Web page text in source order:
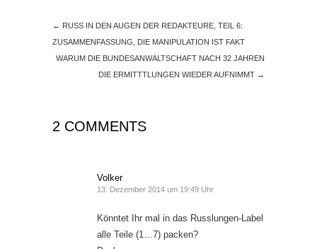
← RUSS IN DEN AUGEN DER REDAKTEURE, TEIL 6:
ZUSAMMENFASSUNG, DIE MANIPULATION IST FAKT
WARUM DIE BUNDESANWALTSCHAFT NACH 32 JAHREN
DIE ERMITTTLUNGEN WIEDER AUFNIMMT →
2 COMMENTS
Volker
13. Dezember 2014 um 19:49 Uhr
Könntet Ihr mal in das Russlungen-Label
alle Teile (1…7) packen?